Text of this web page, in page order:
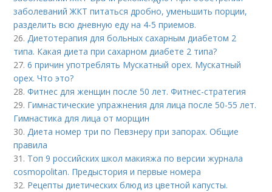
заболеваний ЖКТ питаться дробно, уменьшить порции,
разделить всю дневную еду на 4-5 приемов.
26.Диетотерапия для больных сахарным диабетом 2
типа. Какая диета при сахарном диабете 2 типа?
27.6 причин употреблять Мускатный орех. Мускатный
орех. Что это?
28.Фитнес для женщин после 50 лет. Фитнес-стратегия
29. Гимнастические упражнения для лица после 50-55 лет.
Гимнастика для лица от морщин
30.Диета номер три по Певзнеру при запорах. Общие
правила
31. Топ 9 российских школ макияжа по версии журнала
cosmopolitan. Предыстория и первые номера
32. Рецепты диетических блюд из цветной капусты.